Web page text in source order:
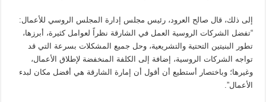
إلى ذلك، قال صالح العرود، رئيس مجلس إدارة المجلس الروسي للأعمال:
“تفضل الشركات الروسية العمل في الشارقة نظراً لعوامل كثيرة، أبرزها،
تطور البنيتين التحتية والتشريعية، وحل جميع المشكلات بسرعة التي قد
تواجه الشركات الروسية، إضافة إلى الكلفة المنخفضة لإطلاق الأعمال،
وغيرها؛ وباختصار أستطيع أن أقول أن إمارة الشارقة هي أفضل مكان لبدء
الأعمال”.